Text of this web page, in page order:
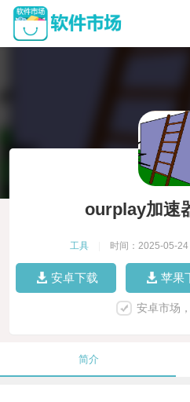
ourplay加速
工具 时间：2025-05-24
安卓下载 苹果
安卓市场
简介